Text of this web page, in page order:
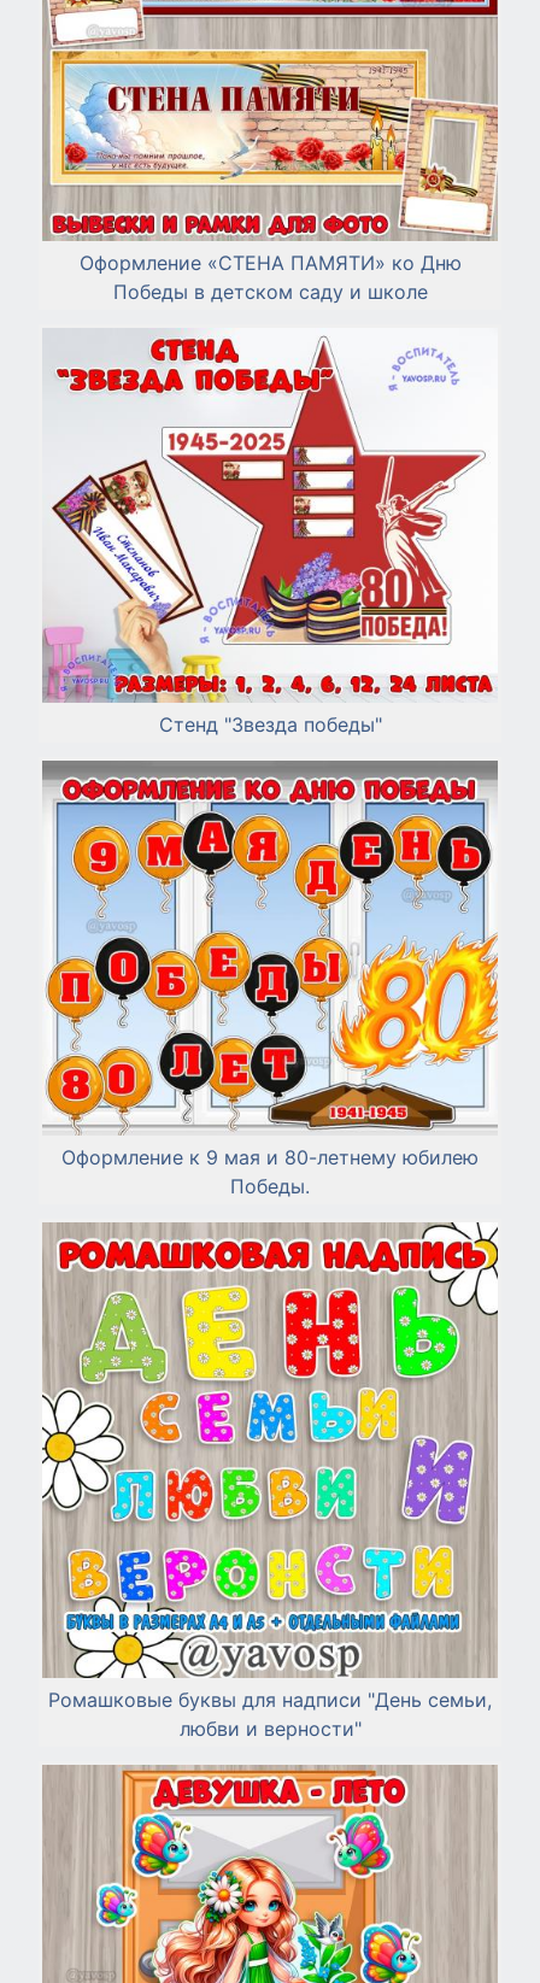
Оформление «СТЕНА ПАМЯТИ» ко Дню
Победы в детском саду и школе
Стенд "Звезда победы"
Оформление к 9 мая и 80-летнему юбилею
Победы.
Ромашковые буквы для надписи "День семьи,
любви и верности"